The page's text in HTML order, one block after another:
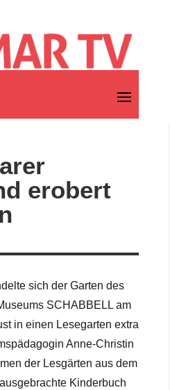
erobert
sich der Garten des
SCHABBELL am
in einen Lesegarten extra
Anne-Christin
der Lesgärten aus dem
Kinderbuch